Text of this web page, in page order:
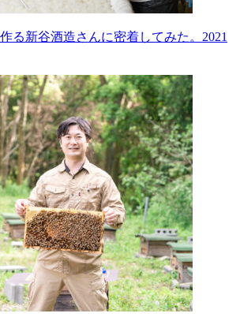
る新谷酒造さんに密着してみた。 2021